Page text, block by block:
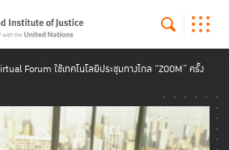
Forum ใช้เทคโนโลยีประชุมทางไกล “ZOOM” ครั้ง